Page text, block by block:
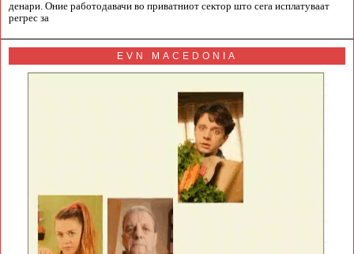
денари. Оние работодавачи во приватниот сектор што сега исплатуваат
регрес за
EVN MACEDONIA